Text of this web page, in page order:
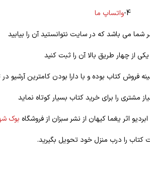
4- واتساپ ما
می باشد که در سایت نتوانستید آن را بیابید
یکی از چهار طریق بالا آن را ثبت کنید
فروش کتاب بوده و با دارا بودن کامترین آرشیو در
مشتری را برای خرید کتاب بسیار کوتاه نماید
اثر یغما کیهان از نشر سبزان از فروشگاه بوک
کتاب را درب منزل خود تحویل بگیرید.